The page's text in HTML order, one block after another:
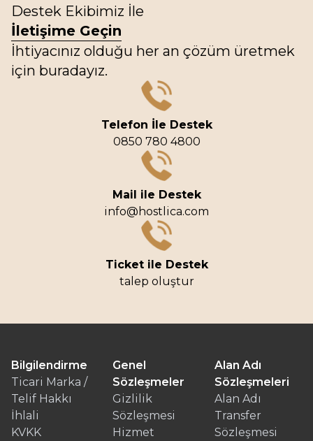
Destek Ekibimiz İle
İletişime Geçin
İhtiyacınız olduğu her an çözüm üretmek
için buradayız.
Telefon İle Destek
0850 780 4800
Mail ile Destek
info@hostlica.com
Ticket ile Destek
talep oluştur
Bilgilendirme
Ticari Marka /
Telif Hakkı
İhlali
KVKK
Genel
Sözleşmeler
Gizlilik
Sözleşmesi
Hizmet
Alan Adı
Sözleşmeleri
Alan Adı
Transfer
Sözleşmesi